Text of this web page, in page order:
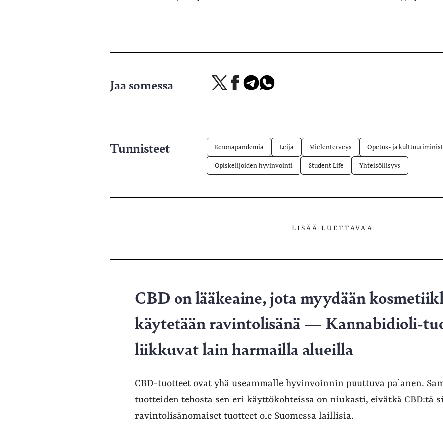
Jaa somessa
Jaa
palvelussa
Jaa Jaa Jaa
Tunnisteet Koronapandemia Leija Mielenterveys Opetus- ja
Opiskelijoiden hyvinvointi Student Life Yhteisöllisyys
LISÄÄ LUETTAVAA
CBD on lääkeaine, jota myydään
käytetään ravintolisänä — Kannabidioli-
liikkuvat lain harmailla alueilla
CBD-tuotteet ovat yhä useammalle hyvinvoinnin puuttuva palanen.
tuotteiden tehosta sen eri käyttökohteissa on niukasti, eivätkä CBD:tä
ravintolisänomaiset tuotteet ole Suomessa laillisia.